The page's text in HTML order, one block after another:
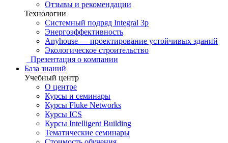
Отзывы и рекомендации
Технологии
Системный подряд Integral 3p
Энергоэффективность
Anyhouse — проектирование устойчивых зданий
Экологическое строительство
Презентация о компании
База знаний
Учебный центр
О центре
Курсы и семинары
Курсы Fluke Networks
Курсы ICS
Курсы Intelligent Building
Тематические семинары